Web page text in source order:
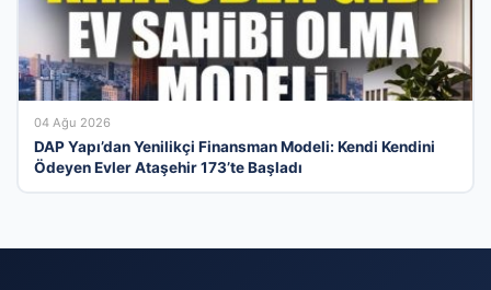
04 Ağu 2026
DAP Yapı’dan Yenilikçi Finansman Modeli: Kendi Kendini
Ödeyen Evler Ataşehir 173’te Başladı